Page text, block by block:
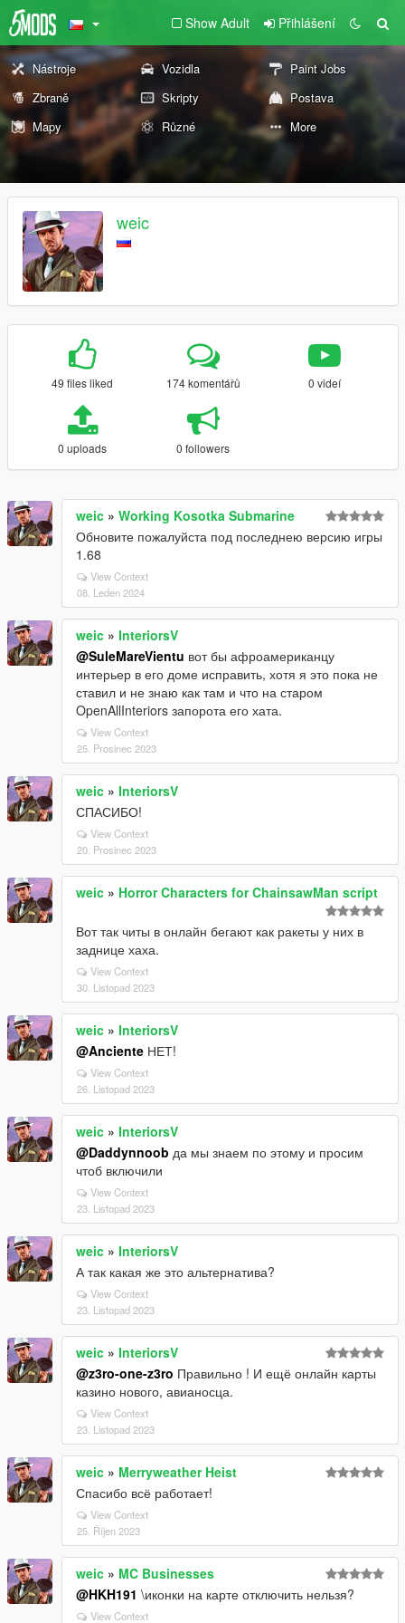
Show Adult Přihlášení
Nástroje Vozidla
Paint Jobs
Zbraně
Skripty
Postava
Mapy
Různé More
weic
49 files liked 174 komentářů 0 videí
0 uploads 0 followers
weic » Working Kosotka Submarine
Обновите пожалуйста под последнею версию игры
1.68
View Context
08. Leden 2024
weic » InteriorsV
@SuleMareVientu вот бы афроамериканцу
интерьер в его доме исправить, хотя я это пока не
ставил и не знаю как там и что на старом
OpenAllInteriors запорота его хата.
View Context
25. Prosinec 2023
weic » InteriorsV
СПАСИБО!
View Context
20. Prosinec 2023
weic » Horror Characters for ChainsawMan script
Вот так читы в онлайн бегают как ракеты у них в
заднице хаха.
View Context
30. Listopad 2023
weic » InteriorsV
@Anciente НЕТ!
View Context
26. Listopad 2023
weic » InteriorsV
@Daddynnoob да мы знаем по этому и просим
чтоб включили
View Context
23. Listopad 2023
weic » InteriorsV
А так какая же это альтернатива?
View Context
23. Listopad 2023
weic » InteriorsV
@z3ro-one-z3ro Правильно ! И ещё онлайн карты
казино нового, авианосца.
View Context
23. Listopad 2023
weic » Merryweather Heist
Спасибо всё работает!
View Context
25. Říjen 2023
weic » MC Businesses
@HKH191 \иконки на карте отключить нельзя?
View Context